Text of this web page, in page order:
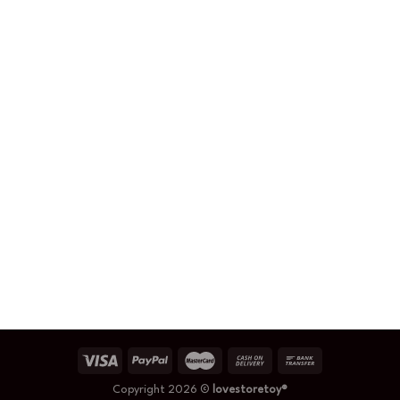
Copyright 2026 © lovestoretoy®